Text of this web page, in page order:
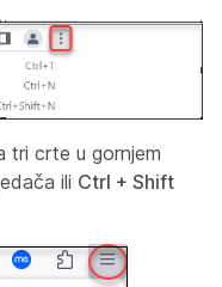
tri crte u gornjem
ili Ctrl + Shift